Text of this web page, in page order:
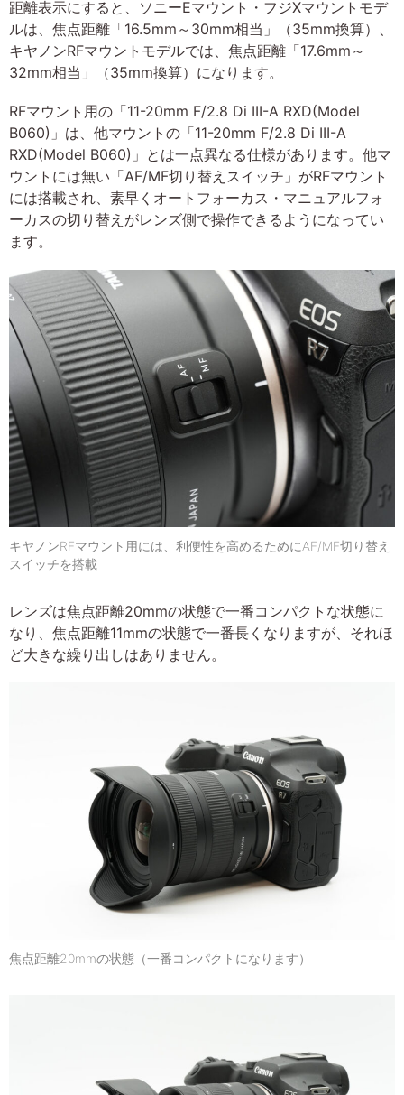
距離表示にすると、ソニーEマウント・フジXマウントモデ
ルは、焦点距離「16.5mm～30mm相当」（35mm換算）、
キヤノンRFマウントモデルでは、焦点距離「17.6mm～
32mm相当」（35mm換算）になります。
RFマウント用の「11-20mm F/2.8 Di III-A RXD(Model
B060)」は、他マウントの「11-20mm F/2.8 Di III-A
RXD(Model B060)」とは一点異なる仕様があります。他マ
ウントには無い「AF/MF切り替えスイッチ」がRFマウント
には搭載され、素早くオートフォーカス・マニュアルフォ
ーカスの切り替えがレンズ側で操作できるようになってい
ます。
キヤノンRFマウント用には、利便性を高めるためにAF/MF切り替え
スイッチを搭載
レンズは焦点距離20mmの状態で一番コンパクトな状態に
なり、焦点距離11mmの状態で一番長くなりますが、それほ
ど大きな繰り出しはありません。
焦点距離20mmの状態（一番コンパクトになります）